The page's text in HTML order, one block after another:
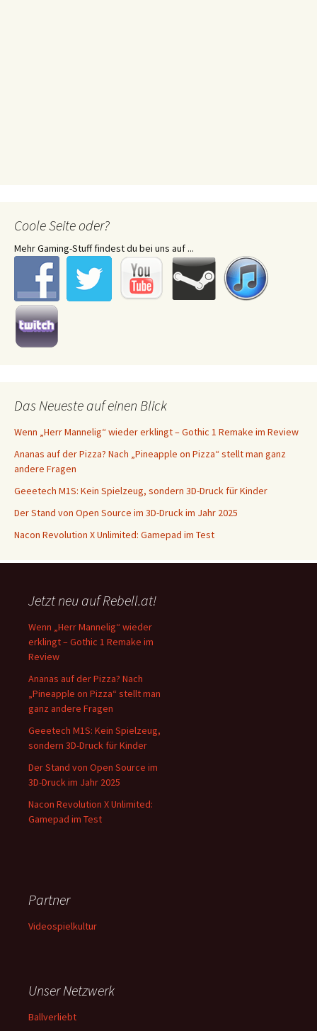
Coole Seite oder?
Mehr Gaming-Stuff findest du bei uns auf ...
Das Neueste auf einen Blick
Wenn „Herr Mannelig“ wieder erklingt – Gothic 1 Remake im Review
Ananas auf der Pizza? Nach „Pineapple on Pizza“ stellt man ganz
andere Fragen
Geeetech M1S: Kein Spielzeug, sondern 3D-Druck für Kinder
Der Stand von Open Source im 3D-Druck im Jahr 2025
Nacon Revolution X Unlimited: Gamepad im Test
Jetzt neu auf Rebell.at!
Wenn „Herr Mannelig“ wieder
erklingt – Gothic 1 Remake im
Review
Ananas auf der Pizza? Nach
„Pineapple on Pizza“ stellt man
ganz andere Fragen
Geeetech M1S: Kein Spielzeug,
sondern 3D-Druck für Kinder
Der Stand von Open Source im
3D-Druck im Jahr 2025
Nacon Revolution X Unlimited:
Gamepad im Test
Partner
Videospielkultur
Unser Netzwerk
Ballverliebt